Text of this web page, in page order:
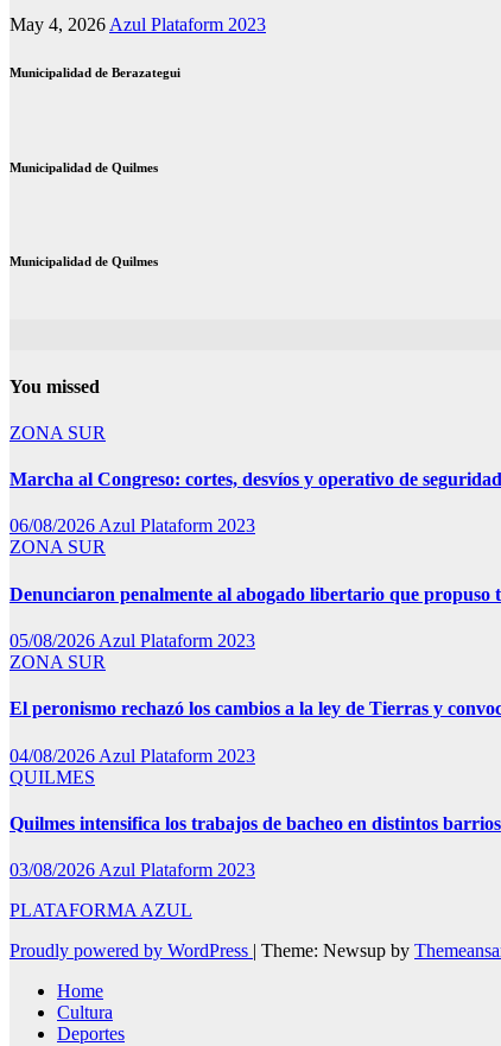
May 4, 2026 Azul Plataform 2023
Municipalidad de Berazategui
Municipalidad de Quilmes
Municipalidad de Quilmes
You missed
ZONA SUR
Marcha al Congreso: cortes, desvíos y operativo de
06/08/2026Azul Plataform 2023
ZONA SUR
Denunciaron penalmente al abogado libertario que
05/08/2026 Azul Plataform 2023
ZONA SUR
El peronismo rechazó los cambios a la ley de Tierras y
04/08/2026 Azul Plataform 2023
QUILMES
Quilmes intensifica los trabajos de bacheo en distintos barrios
03/08/2026 Azul Plataform 2023
PLATAFORMA AZUL
Proudly powered by WordPress | Theme: Newsup by
Home
Cultura
Deportes